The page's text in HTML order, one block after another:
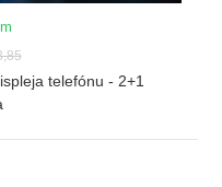
telefónu - 2+1